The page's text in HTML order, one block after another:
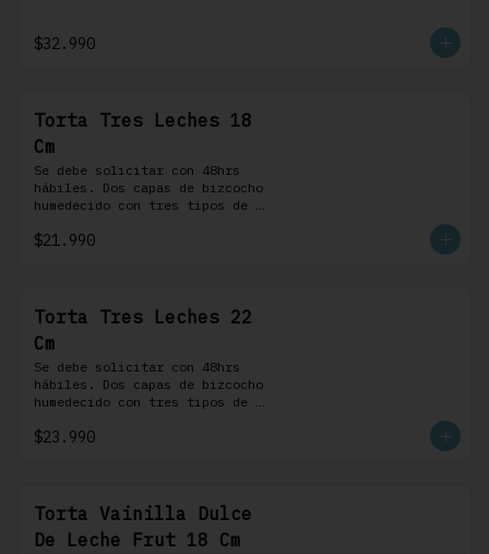
$32.990
Torta Tres Leches 18
Cm
Se debe solicitar con 48hrs
hábiles. Dos capas de bizcocho
humedecido con tres tipos de
pastelera, cubierta con
$21.990
Torta Tres Leches 22
Cm
Se debe solicitar con 48hrs
hábiles. Dos capas de bizcocho
humedecido con tres tipos de
pastelera, cubierta con
$23.990
Torta Vainilla Dulce
De Leche Frut 18 Cm